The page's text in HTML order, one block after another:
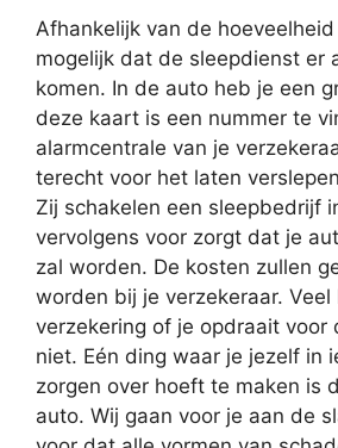
Afhankelijk van de
mogelijk dat de sleepdienst er
komen. In de auto heb je een
deze kaart is een nummer te
alarmcentrale van je
terecht voor het laten
Zij schakelen een sleepbedrijf
vervolgens voor zorgt dat je
zal worden. De kosten zullen
worden bij je verzekeraar.
verzekering of je opdraait voor
niet. Eén ding waar je jezelf in
zorgen over hoeft te maken is
auto. Wij gaan voor je aan de